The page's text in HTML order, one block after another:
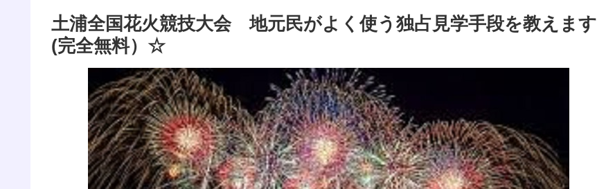
土浦全国花火競技大会 地元民がよく使う独占見学手段を教えます
(完全無料）☆